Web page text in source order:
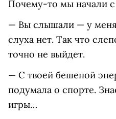
Почему-то мы начали
— Вы слышали — у
слуха нет. Так что
точно не выйдет.
— С твоей бешеной
подумала о спорте.
игры…